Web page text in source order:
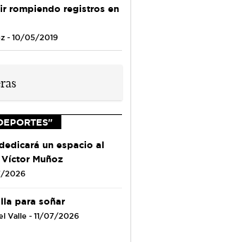
rompiendo registros en
- 10/05/2019
un espacio al
Muñoz
2026
para soñar
Valle - 11/07/2026